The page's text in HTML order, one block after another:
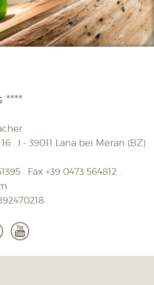
. I - 39011 Lana bei Meran (BZ)
. Fax +39 0473 564812 .
r